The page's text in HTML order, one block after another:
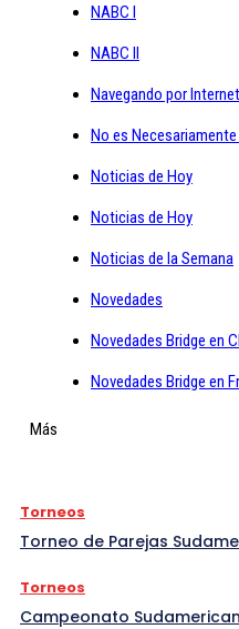
NABC I
NABC II
Navegando por Internet
No es
Noticias de Hoy
Noticias de Hoy
Noticias de la Semana
Novedades
Novedades Bridge en
Novedades Bridge en
Más
Torneos
Torneo de Parejas
Torneos
Campeonato